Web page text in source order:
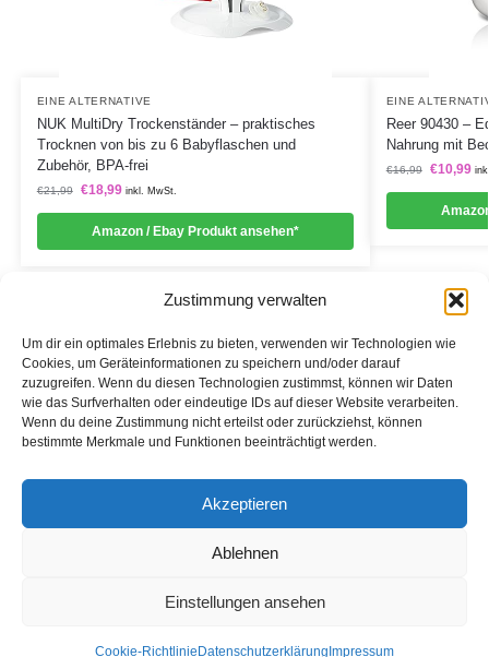
Zustimmung verwalten
Um dir ein optimales Erlebnis zu bieten, verwenden wir Technologien wie
Cookies, um Geräteinformationen zu speichern und/oder darauf
zuzugreifen. Wenn du diesen Technologien zustimmst, können wir Daten
wie das Surfverhalten oder eindeutige IDs auf dieser Website verarbeiten.
Wenn du deine Zustimmung nicht erteilst oder zurückziehst, können
bestimmte Merkmale und Funktionen beeinträchtigt werden.
Akzeptieren
Ablehnen
Einstellungen ansehen
Cookie-Richtlinie Datenschutzerklärung Impressum
EINE ALTERNATIVE
NUK MultiDry Trockenständer – praktisches
Trocknen von bis zu 6 Babyflaschen und
Zubehör, BPA-frei
€21,99 €18,99 inkl. MwSt.
Amazon / Ebay Produkt ansehen*
EINE
Reer 90430 –
Nahrung mit
€16,99 €10,99
Informationen
Datenschutzerklärung